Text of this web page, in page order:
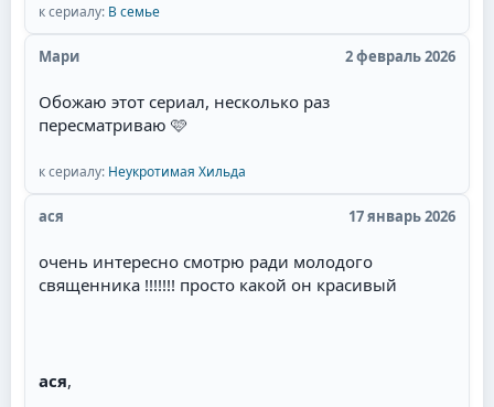
к сериалу: В семье
Мари 2 февраль 2026
Обожаю этот сериал, несколько раз
пересматриваю 🩷
к сериалу: Неукротимая Хильда
ася 17 январь 2026
очень интересно смотрю ради молодого
священника !!!!!!! просто какой он красивый
ася,